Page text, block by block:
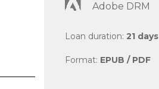
Adobe DRM
Loan duration: 21 days
Format: EPUB / PDF